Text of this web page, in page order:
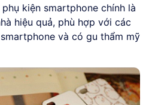
kiện smartphone chính là
hiệu quả, phù hợp với các
và có gu thẩm mỹ